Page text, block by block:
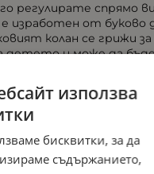
регулирате спрямо
изработен от буково
колан се грижи за
детето и може да бъде
може да се сваля при
може да се
за крачета също.
стола се съчетава с
използва
бисквитки, за да
съдържанието,